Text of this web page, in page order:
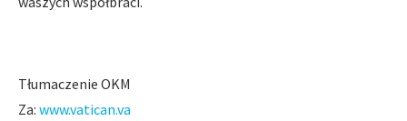
Tłumaczenie OKM
Za: www.vatican.va